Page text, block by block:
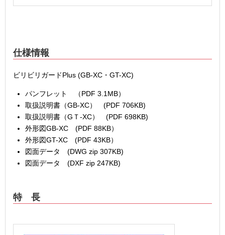
仕様情報
ビリビリガードPlus (GB-XC・GT-XC)
パンフレット （PDF 3.1MB）
取扱説明書（GB-XC） (PDF 706KB)
取扱説明書（GＴ-XC） (PDF 698KB)
外形図GB-XC (PDF 88KB）
外形図GT-XC (PDF 43KB）
図面データ (DWG zip 307KB)
図面データ (DXF zip 247KB)
特 長